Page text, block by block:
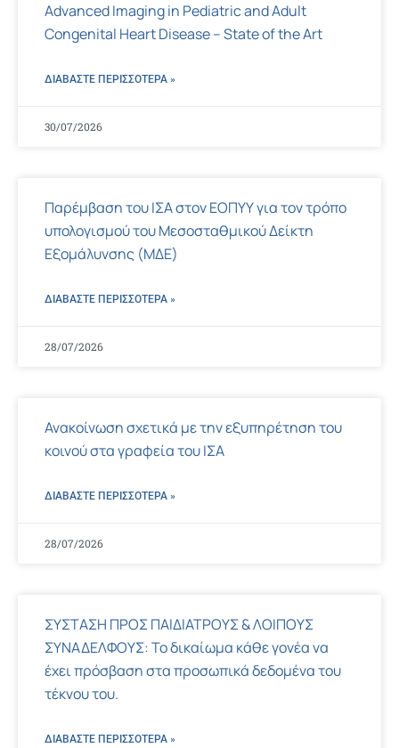
Advanced Imaging in Pediatric and Adult
Congenital Heart Disease – State of the Art
ΔΙΑΒΑΣΤΕ ΠΕΡΙΣΣΌΤΕΡΑ »
30/07/2026
Παρέμβαση του ΙΣΑ στον ΕΟΠΥΥ για τον τρόπο
υπολογισμού του Μεσοσταθμικού Δείκτη
Εξομάλυνσης (ΜΔΕ)
ΔΙΑΒΑΣΤΕ ΠΕΡΙΣΣΌΤΕΡΑ »
28/07/2026
Ανακοίνωση σχετικά με την εξυπηρέτηση του
κοινού στα γραφεία του ΙΣΑ
ΔΙΑΒΑΣΤΕ ΠΕΡΙΣΣΌΤΕΡΑ »
28/07/2026
ΣΥΣΤΑΣΗ ΠΡΟΣ ΠΑΙΔΙΑΤΡΟΥΣ & ΛΟΙΠΟΥΣ
ΣΥΝΑΔΕΛΦΟΥΣ: Το δικαίωμα κάθε γονέα να
έχει πρόσβαση στα προσωπικά δεδομένα του
τέκνου του.
ΔΙΑΒΑΣΤΕ ΠΕΡΙΣΣΌΤΕΡΑ »